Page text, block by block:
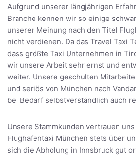
Aufgrund unserer längjährigen
Branche kennen wir so einige
unserer Meinung nach den Titel
nicht verdienen. Da das Travel Taxi
dass größte Taxi Unternehmen in
wir unsere Arbeit sehr ernst und
weiter. Unsere geschulten
und seriös von München nach
bei Bedarf selbstverständlich auch
Unsere Stammkunden vertrauen
Flughafentaxi München stets über
sich die Abholung in Innsbruck gut